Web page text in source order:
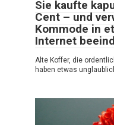
Sie kaufte
Cent – und
Kommode in
Internet
Alte Koffer, die
haben etwas